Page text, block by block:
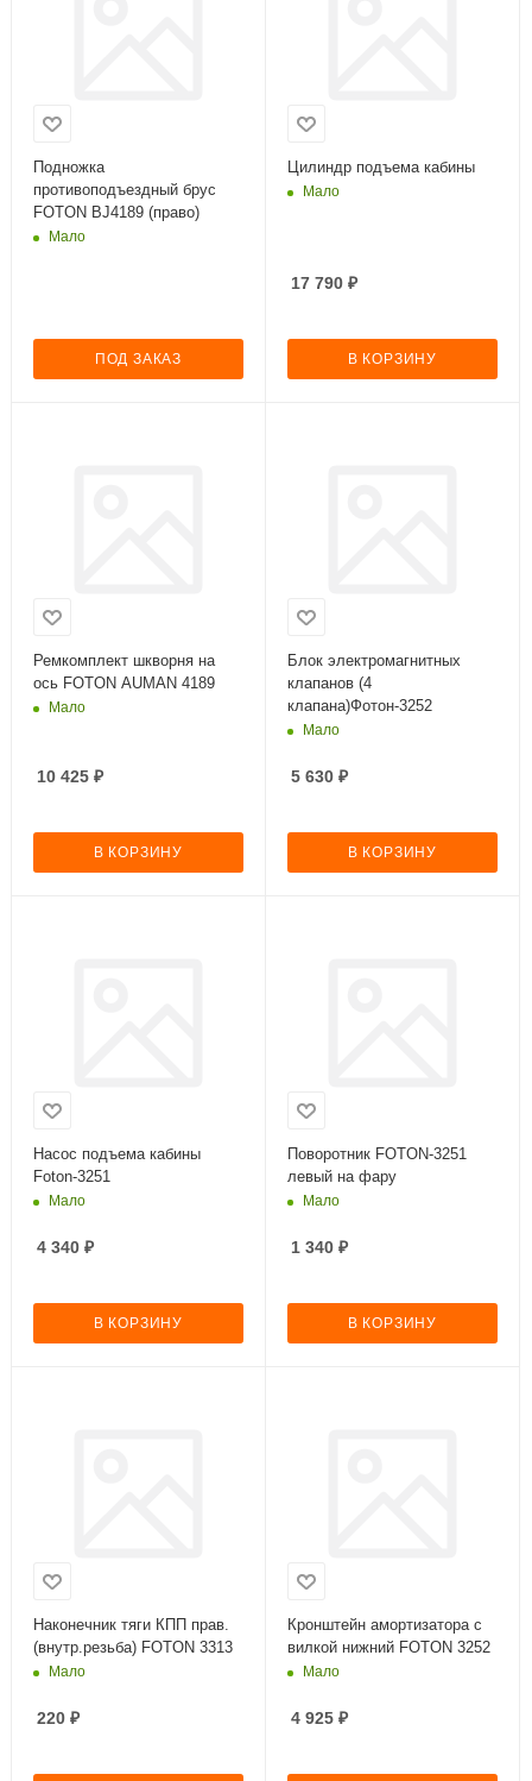
Подножка
противоподъездный брус
FOTON BJ4189 (право)
Мало
ПОД ЗАКАЗ
Цилиндр подъема кабины
Мало
17 790 ₽
В КОРЗИНУ
Ремкомплект шкворня на
ось FOTON AUMAN 4189
Мало
10 425 ₽
В КОРЗИНУ
Блок электромагнитных
клапанов (4
клапана)Фотон-3252
Мало
5 630 ₽
В КОРЗИНУ
Насос подъема кабины
Foton-3251
Мало
4 340 ₽
В КОРЗИНУ
Поворотник FOTON-3251
левый на фару
Мало
1 340 ₽
В КОРЗИНУ
Наконечник тяги КПП прав.
(внутр.резьба) FOTON 3313
Мало
220 ₽
Кронштейн амортизатора с
вилкой нижний FOTON 3252
Мало
4 925 ₽